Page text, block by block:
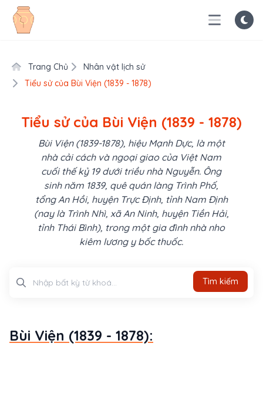
Trang Chủ
Nhân vật lịch sử
Tiểu sử của Bùi Viện (1839 - 1878)
Tiểu sử của Bùi Viện (1839 - 1878)
Bùi Viện (1839-1878), hiệu Mạnh Dực, là một
nhà cải cách và ngoại giao của Việt Nam
cuối thế kỷ 19 dưới triều nhà Nguyễn. Ông
sinh năm 1839, quê quán làng Trình Phố,
tổng An Hồi, huyện Trực Định, tỉnh Nam Định
(nay là Trình Nhì, xã An Ninh, huyện Tiền Hải,
tỉnh Thái Bình), trong một gia đình nhà nho
kiêm lương y bốc thuốc.
Tìm kiếm
Bùi Viện (1839 - 1878):